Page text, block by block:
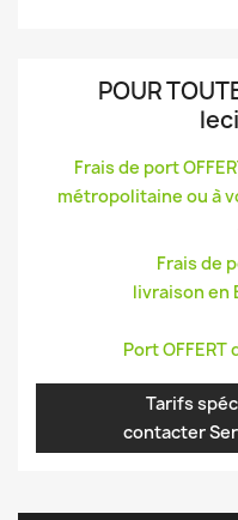
POUR
Frais de port
métropolitaine ou à
Frais de
livraison en
Port
Tarifs
contacter